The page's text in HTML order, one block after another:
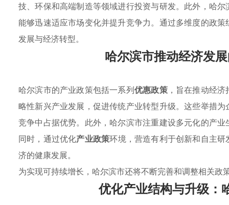
技、环保和高端制造等领域进行投资与研发。此外，哈
能够迅速适应市场变化并提升竞争力。通过多维度的政
发展与经济转型。
哈尔滨市推动经济发
哈尔滨市的产业政策包括一系列优惠政策，旨在推动经济
略性新兴产业发展，促进传统产业转型升级。这些举措
竞争中占据优势。此外，哈尔滨市注重建设多元化的产
同时，通过优化产业政策环境，营造有利于创新和自主
济的健康发展。
为实现可持续增长，哈尔滨市还将不断完善和调整相关政
优化产业结构与升级：